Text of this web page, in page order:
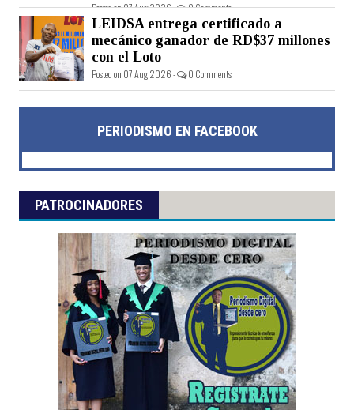
Posted on 07 Aug 2026 - 0 Comments
LEIDSA entrega certificado a
mecánico ganador de RD$37 millones
con el Loto
Posted on 07 Aug 2026 - 0 Comments
PERIODISMO EN FACEBOOK
PATROCINADORES